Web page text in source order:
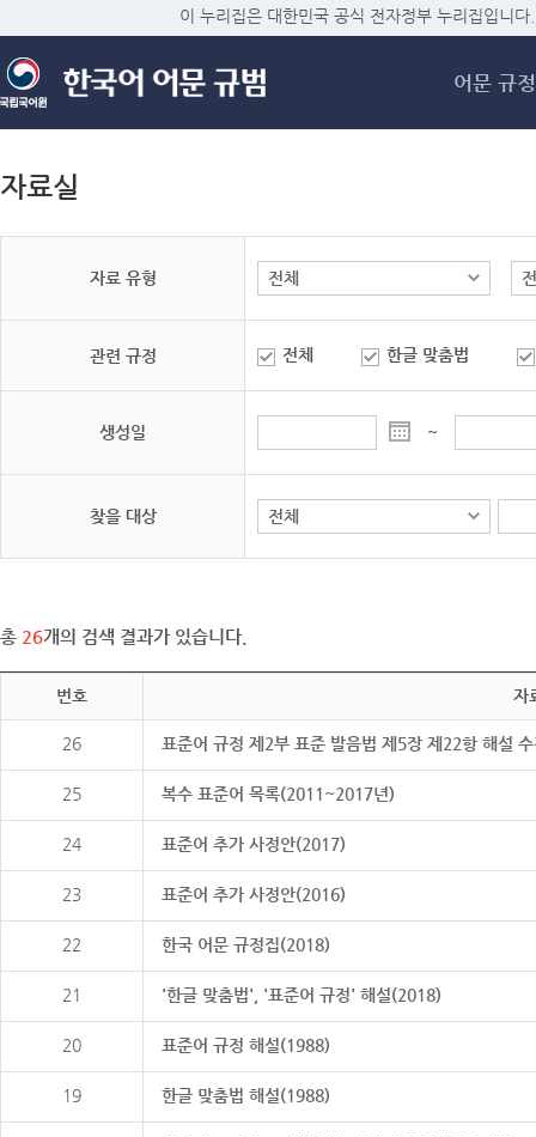
메
이 누리집은 대한민국 공식 전자정부 누리집입니다.
어문 규정
자료실
자료 유형
관련 규정 전체 한글 맞춤법
생성일 ~
찾을 대상
총 26개의 검색 결과가 있습니다.
번호 자
26 표준어 규정 제2부 표준 발음법 제5장 제22항 해설
25 복수 표준어 목록(2011~2017년)
24 표준어 추가 사정안(2017)
23 표준어 추가 사정안(2016)
22 한국 어문 규정집(2018)
21 '한글 맞춤법', '표준어 규정' 해설(2018)
20 표준어 규정 해설(1988)
19 한글 맞춤법 해설(1988)